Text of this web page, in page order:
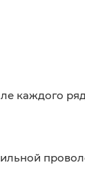
каждого